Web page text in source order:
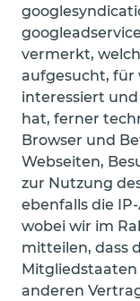
vermerkt,
aufgesucht, für
interessiert
hat, ferner
Browser und
Webseiten,
zur Nutzung
ebenfalls die
wobei wir im
mitteilen, dass
Mitgliedstaaten
anderen